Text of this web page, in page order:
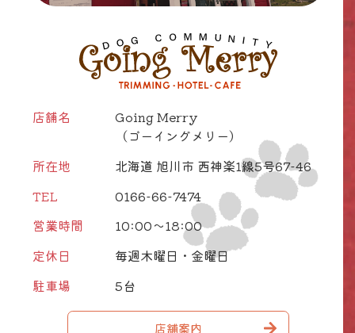
店舗名
Going Merry
（ゴーイングメリー）
所在地
北海道 旭川市 西神楽1線5号67-46
TEL
0166-66-7474
営業時間
10:00～18:00
定休日
毎週木曜日・金曜日
駐車場
5台
店舗案内